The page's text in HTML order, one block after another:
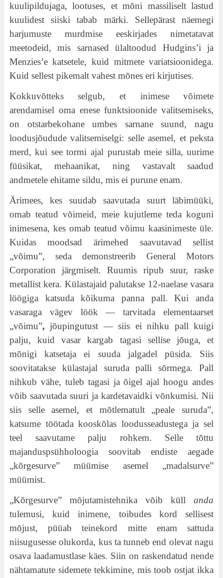
kuulipildujaga, lootuses, et mõni massiliselt lastud
kuulidest siiski tabab märki. Sellepärast näemegi
harjumuste murdmise eeskirjades nimetatavat
meetodeid, mis sarnased ülaltoodud Hudgins’i ja
Menzies’e katsetele, kuid mitmete variatsioonidega.
Kuid sellest pikemalt vahest mõnes eri kirjutises.
Kokkuvõtteks selgub, et inimese võimete
arendamisel oma enese funktsioonide valitsemiseks,
on otstarbekohane umbes sarnane suund, nagu
loodusjõudude valitsemiselgi: selle asemel, et peksta
merd, kui see tormi ajal purustab meie silla, uurime
füüsikat, mehaanikat, ning vastavalt saadud
andmetele ehitame sildu, mis ei purune enam.
Ärimees, kes suudab saavutada suurt läbimüüki,
omab teatud võimeid, meie kujutleme teda koguni
inimesena, kes omab teatud võimu kaasinimeste üle.
Kuidas moodsad ärimehed saavutavad sellist
„võimu”, seda demonstreerib General Motors
Corporation järgmiselt. Ruumis ripub suur, raske
metallist kera. Külastajaid palutakse 12-naelase vasara
löögiga katsuda kõikuma panna pall. Kui anda
vasaraga vägev löök — tarvitada elementaarset
„võimu”,jõupingutust — siis ei nihku pall kuigi
palju, kuid vasar kargab tagasi sellise jõuga, et
mõnigi katsetaja ei suuda jalgadel püsida. Siis
soovitatakse külastajal suruda palli sõrmega. Pall
nihkub vähe, tuleb tagasi ja õigel ajal hoogu andes
võib saavutada suuri ja kardetavaidki võnkumisi. Nii
siis selle asemel, et mõtlematult „peale suruda”,
katsume töötada kooskõlas loodusseadustega ja sel
teel saavutame palju rohkem. Selle tõttu
majanduspsühholoogia soovitab endiste aegade
„kõrgesurve” müümise asemel „madalsurve”
müümist.
„Kõrgesurve” mõjutamistehnika võib küllanda
tulemusi, kuid inimene, toibudes kord sellisest
mõjust, püüab teinekord mitte enam sattuda
niisugusesse olukorda, kus ta tunneb end olevat nagu
osava laadamustlase käes. Siin on raskendatud nende
nähtamatute sidemete tekkimine, mis toob ostjat ikka